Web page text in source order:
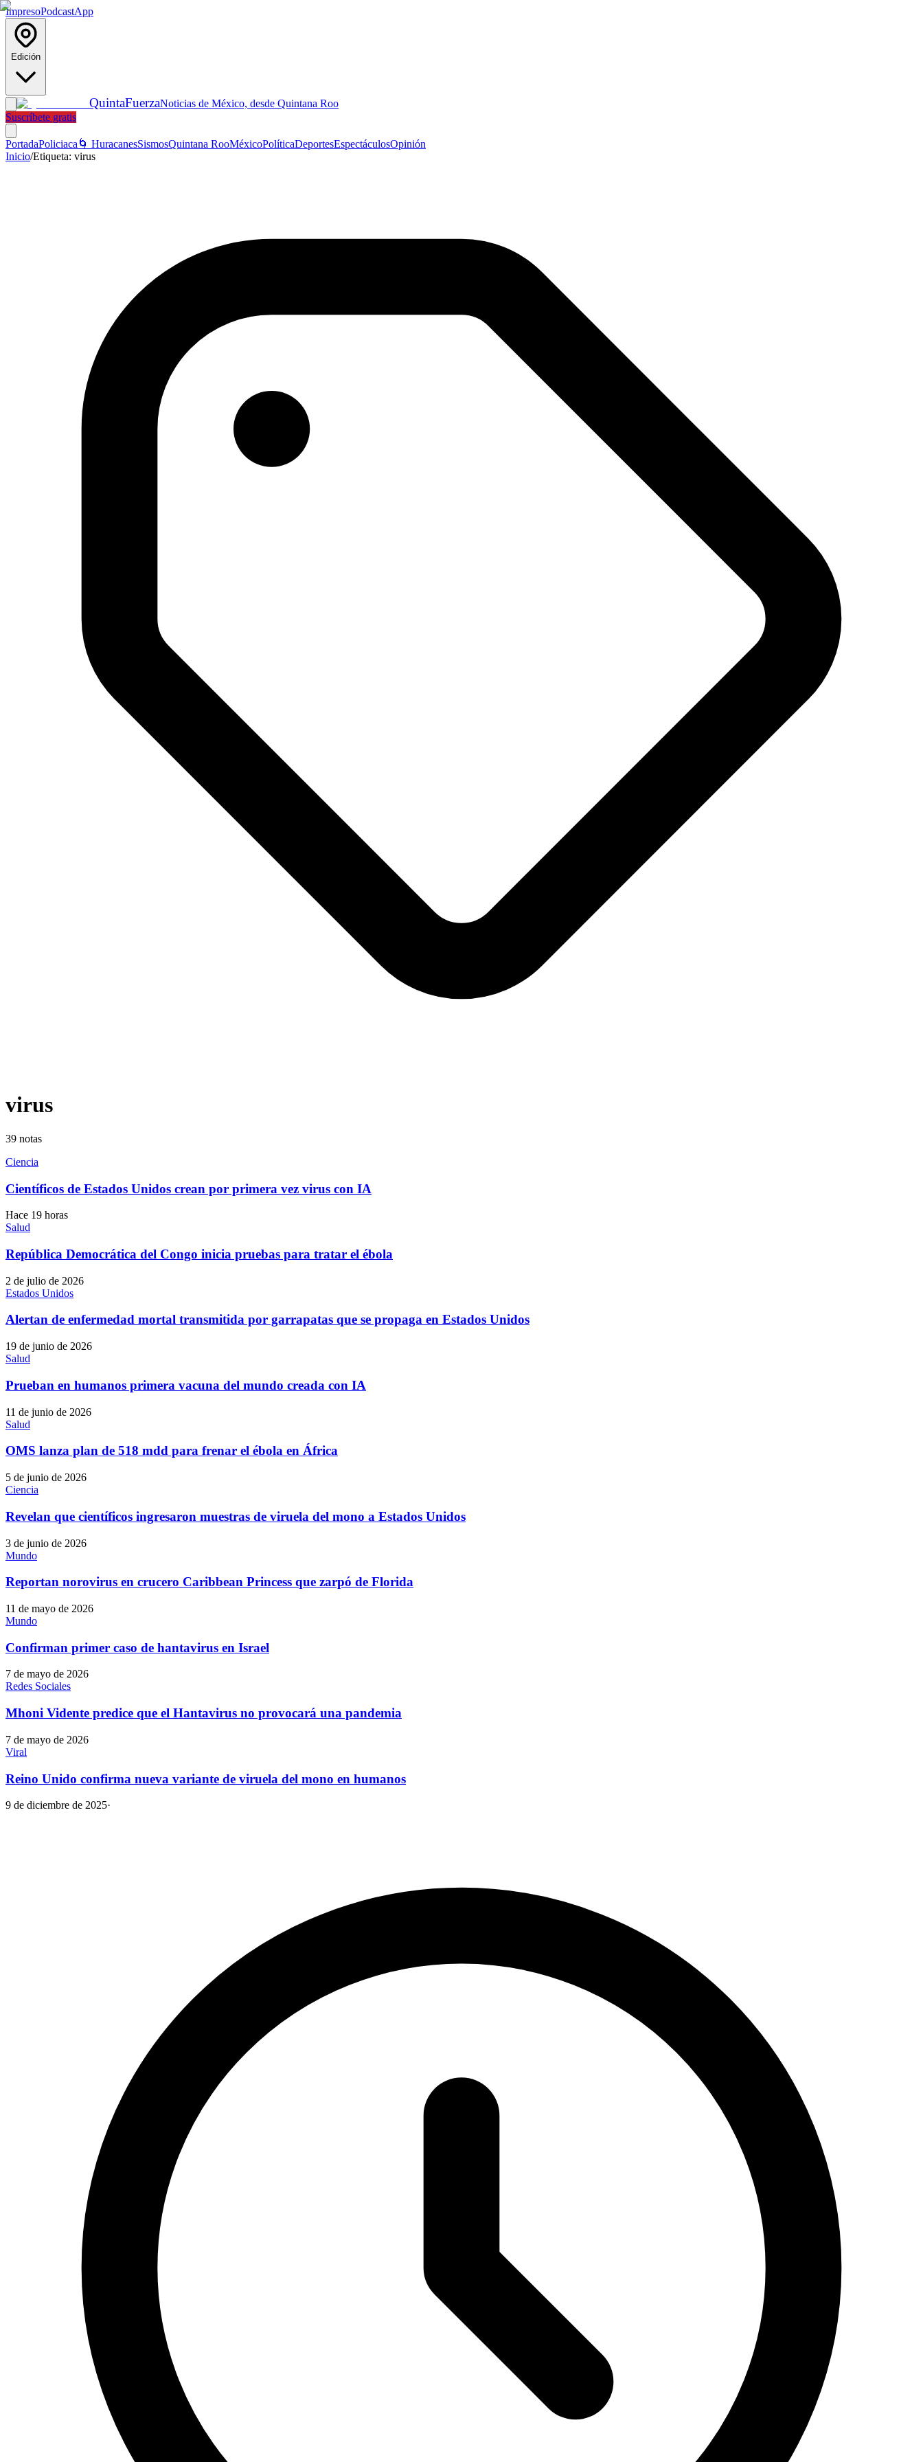
ImpresoPodcastApp
Edición
QuintaFuerzaNoticias de México, desde Quintana Roo
Suscríbete gratis
PortadaPoliciaca 🌀 HuracanesSismosQuintana RooMéxicoPolíticaDeportesEspectáculosOpinión
Inicio/Etiqueta: virus
virus
39 notas
Ciencia
Científicos de Estados Unidos crean por primera vez virus con IA
Hace 19 horas
Salud
República Democrática del Congo inicia pruebas para tratar el ébola
2 de julio de 2026
Estados Unidos
Alertan de enfermedad mortal transmitida por garrapatas que se propaga en Estados Unidos
19 de junio de 2026
Salud
Prueban en humanos primera vacuna del mundo creada con IA
11 de junio de 2026
Salud
OMS lanza plan de 518 mdd para frenar el ébola en África
5 de junio de 2026
Ciencia
Revelan que científicos ingresaron muestras de viruela del mono a Estados Unidos
3 de junio de 2026
Mundo
Reportan norovirus en crucero Caribbean Princess que zarpó de Florida
11 de mayo de 2026
Mundo
Confirman primer caso de hantavirus en Israel
7 de mayo de 2026
Redes Sociales
Mhoni Vidente predice que el Hantavirus no provocará una pandemia
7 de mayo de 2026
Viral
Reino Unido confirma nueva variante de viruela del mono en humanos
9 de diciembre de 2025·